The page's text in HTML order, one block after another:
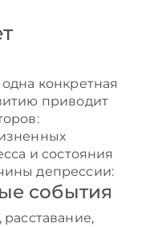
конкретная
приводит
и состояния
депрессии:
события